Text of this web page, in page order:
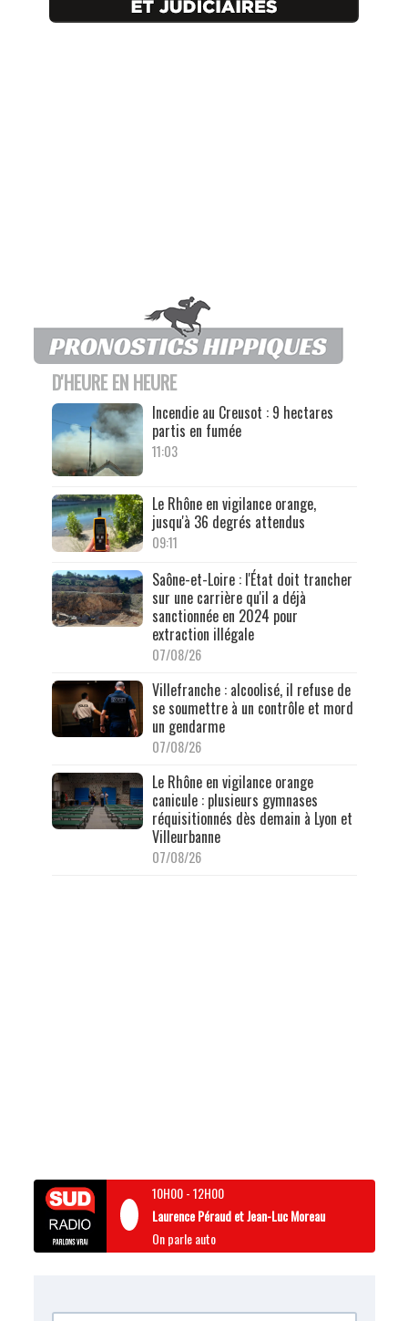
D'HEURE EN HEURE
Incendie au Creusot : 9 hectares
partis en fumée
11:03
Le Rhône en vigilance orange,
jusqu'à 36 degrés attendus
09:11
Saône-et-Loire : l'État doit trancher
sur une carrière qu'il a déjà
sanctionnée en 2024 pour
extraction illégale
07/08/26
Villefranche : alcoolisé, il refuse de
se soumettre à un contrôle et mord
un gendarme
07/08/26
Le Rhône en vigilance orange
canicule : plusieurs gymnases
réquisitionnés dès demain à Lyon et
Villeurbanne
07/08/26
10H00-12H00
Laurence Péraud et Jean-Luc Moreau
On parle auto